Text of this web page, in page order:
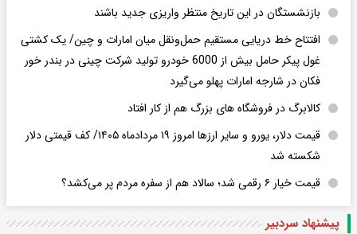
بازنشستگان در این تاریخ منتظر واریزی جدید باشند
افتتاح خط دریایی مستقیم حمل‌ونقل میان امارات و چین/ یک کشتی
غول پیکر حامل بیش از 6000 خودرو تولید شرکت چینی در بندر خور
فکان در شارجه امارات پهلو می‌گیرد
کالابرگ در فروشگاه های بزرگ هم از کار افتاد
قیمت دلار، یورو و سایر ارزها امروز ۱۹ مردادماه ۱۴۰۵/ کف قیمتی دلار
شکسته شد
قیمت خیار ۶ رقمی شد؛ سالاد هم از سفره مردم پر می‌کشد؟
پیشنهاد سردبیر